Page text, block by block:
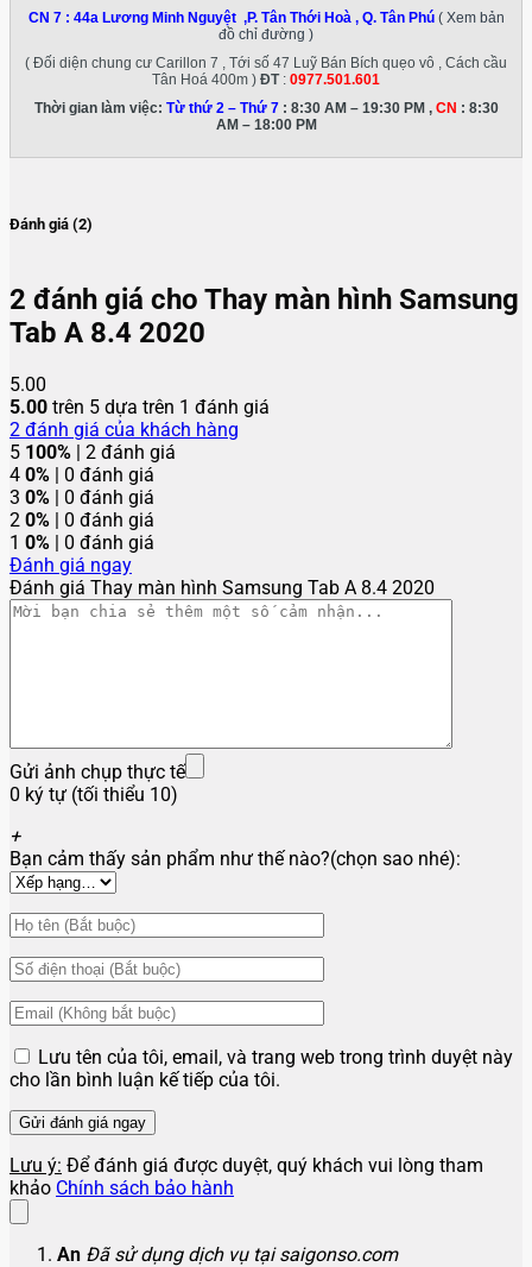
CN 7 : 44a Lương Minh Nguyệt ,P. Tân Thới Hoà , Q. Tân Phú ( Xem bản
đồ chỉ đường )
( Đối diện chung cư Carillon 7 , Tới số 47 Luỹ Bán Bích quẹo vô , Cách cầu
Tân Hoá 400m ) ĐT: 0977.501.601
Thời gian làm việc: Từ thứ 2 – Thứ 7: 8:30 AM – 19:30 PM , CN : 8:30
AM – 18:00 PM
Đánh giá (2)
2 đánh giá cho Thay màn hình Samsung
Tab A 8.4 2020
5.00
5.00 trên 5 dựa trên 1 đánh giá
2 đánh giá của khách hàng
5 100% | 2 đánh giá
4 0% | 0 đánh giá
3 0% | 0 đánh giá
2 0% | 0 đánh giá
1 0% | 0 đánh giá
Đánh giá ngay
Đánh giá Thay màn hình Samsung Tab A 8.4 2020
Gửi ảnh chụp thực tế
0 ký tự (tối thiểu 10)
+
Bạn cảm thấy sản phẩm như thế nào?(chọn sao nhé):
Lưu tên của tôi, email, và trang web trong trình duyệt này
cho lần bình luận kế tiếp của tôi.
Lưu ý: Để đánh giá được duyệt, quý khách vui lòng tham
khảo Chính sách bảo hành
An Đã sử dụng dịch vụ tại saigonso.com